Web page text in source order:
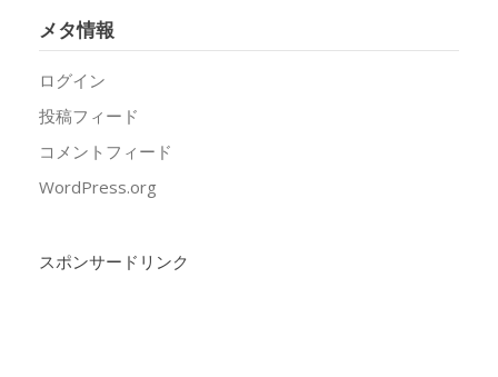
メタ情報
ログイン
投稿フィード
コメントフィード
WordPress.org
スポンサードリンク